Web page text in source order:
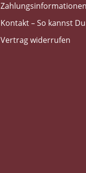
Zahlungsinformationen
Kontakt – So kannst
Vertrag widerrufen